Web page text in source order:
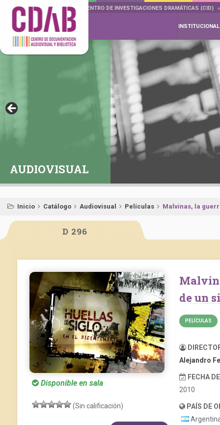
DOCUMENTA DRAMÁTICAS CENTRO DE INVESTIGACIONES DRAMÁTICAS (CID)
INSTITUCIONAL
AUDIOVISUAL
Inicio Catálogo Audiovisual Películas Malvinas, la
D 296
Disponible en sala
(Sin calificación)
Malvinas, la guerra que nos contaron. Huellas
de un
PELÍCULAS
Alejandro
FECHA
2010
PAÍS DE